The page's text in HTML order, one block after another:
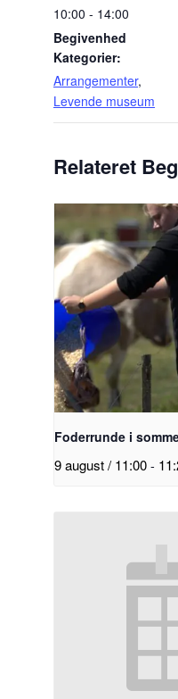
10:00 - 14:00
Begivenhed
Kategorier:
Arrangementer,
Levende museum
Relateret
Foderrunde i
9 august / 11:00-